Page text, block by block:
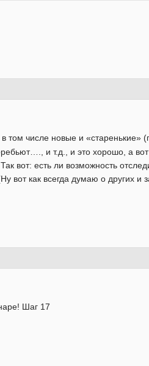
том числе новые и «старенькие»
и т.д., и это хорошо, а
вот: есть ли возможность
вот как всегда думаю о других
Шаг 17